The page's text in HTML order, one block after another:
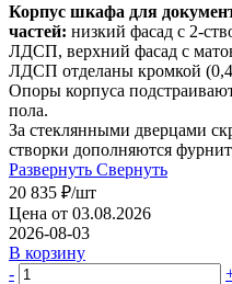
Корпус шкафа для
частей: низкий фасад с 2-
ЛДСП, верхний фасад с
ЛДСП отделаны кромкой
Опоры корпуса
пола.
За стеклянными дверцами
створки дополняются
Развернуть Свернуть
20 835 ₽/шт
Цена от 03.08.2026
2026-08-03
В корзину
-